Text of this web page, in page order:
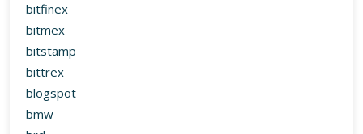
bitfinex
bitmex
bitstamp
bittrex
blogspot
bmw